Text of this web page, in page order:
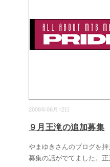
2008年06月12日
９月王滝の追加募集
やまゆきさんのブログを
募集の話がでてました。正